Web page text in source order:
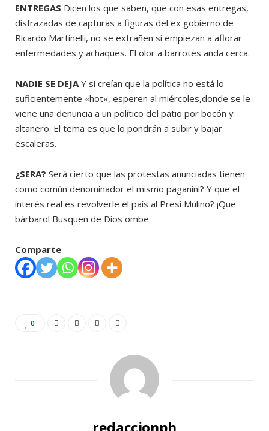
ENTREGAS Dicen los que saben, que con esas entregas,
disfrazadas de capturas a figuras del ex gobierno de
Ricardo Martinelli, no se extrañen si empiezan a aflorar
enfermedades y achaques. El olor a barrotes anda cerca.
NADIE SE DEJAY si creían que la política no está lo
suficientemente «hot», esperen al miércoles,donde se le
viene una denuncia a un político del patio por bocón y
altanero. El tema es que lo pondrán a subir y bajar
escaleras.
¿SERA? Será cierto que las protestas anunciadas tienen
como común denominador el mismo paganini? Y que el
interés real es revolverle el país al Presi Mulino? ¡Que
bárbaro! Busquen de Dios ombe.
Comparte
0